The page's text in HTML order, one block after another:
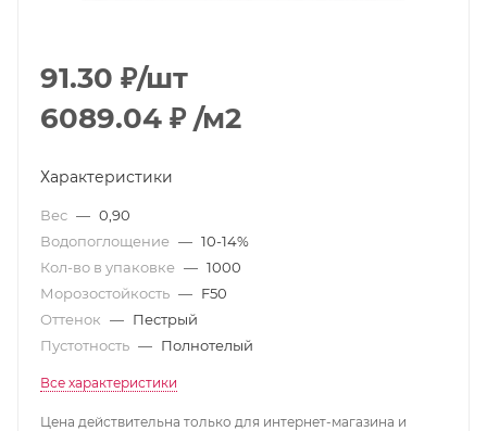
91.30 ₽/шт
6089.04 ₽ /м2
Характеристики
Вес — 0,90
Водопоглощение — 10-14%
Кол-во в упаковке — 1000
Морозостойкость — F50
Оттенок — Пестрый
Пустотность — Полнотелый
Все характеристики
Цена действительна только для интернет-магазина и